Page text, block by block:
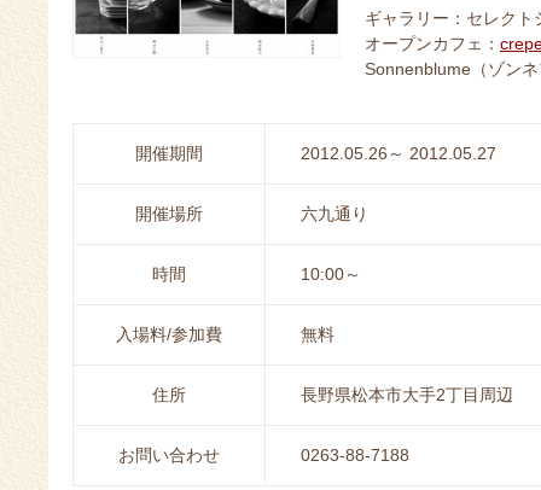
ギャラリー：セレク
オープンカフェ：
Sonnenblume（ゾン
開催期間 2012.05.26～ 2012.05.27
開催場所 六九通り
時間 10:00～
入場料/参加費 無料
住所 長野県松本市大手2丁目周辺
お問い合わせ 0263-88-7188